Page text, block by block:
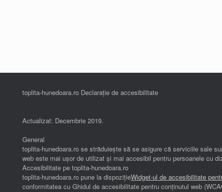
toplita-hunedoara.ro Declarație de accesibilitate
Actualizat: Decembrie 2019.
General
toplita-hunedoara.ro se străduiește să se asigure că serviciile sale
web este mai ușor de utilizat și mai accesibil pentru persoanele cu
Accesibilitate pe toplita-hunedoara.ro
toplita-hunedoara.ro pune la dispozițieWidget-ul de accesibilitate
conformitatea cu Ghidul de accesibilitate pentru conținutul web